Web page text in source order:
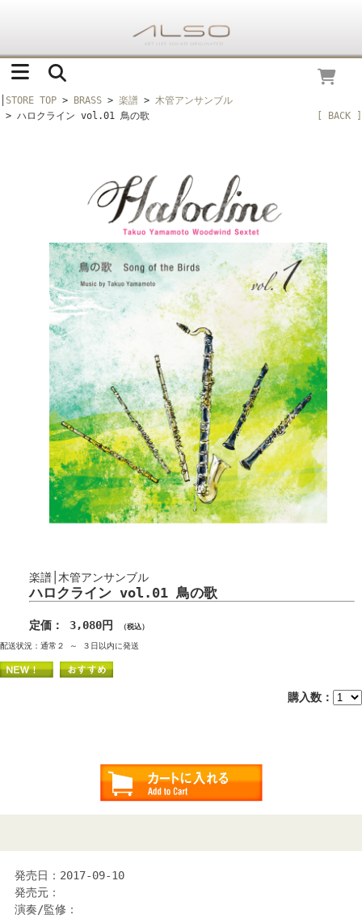
STORE TOP > BRASS > 楽譜 > 木管アンサンブル
> ハロクライン vol.01 鳥の歌
[ BACK ]
楽譜│木管アンサンブル
ハロクライン vol.01 鳥の歌
定価： 3,080円 （税込）
配送状況：通常２ ～ ３日以内に発送
購入数：
発売日：2017-09-10
発売元：
演奏/監修：